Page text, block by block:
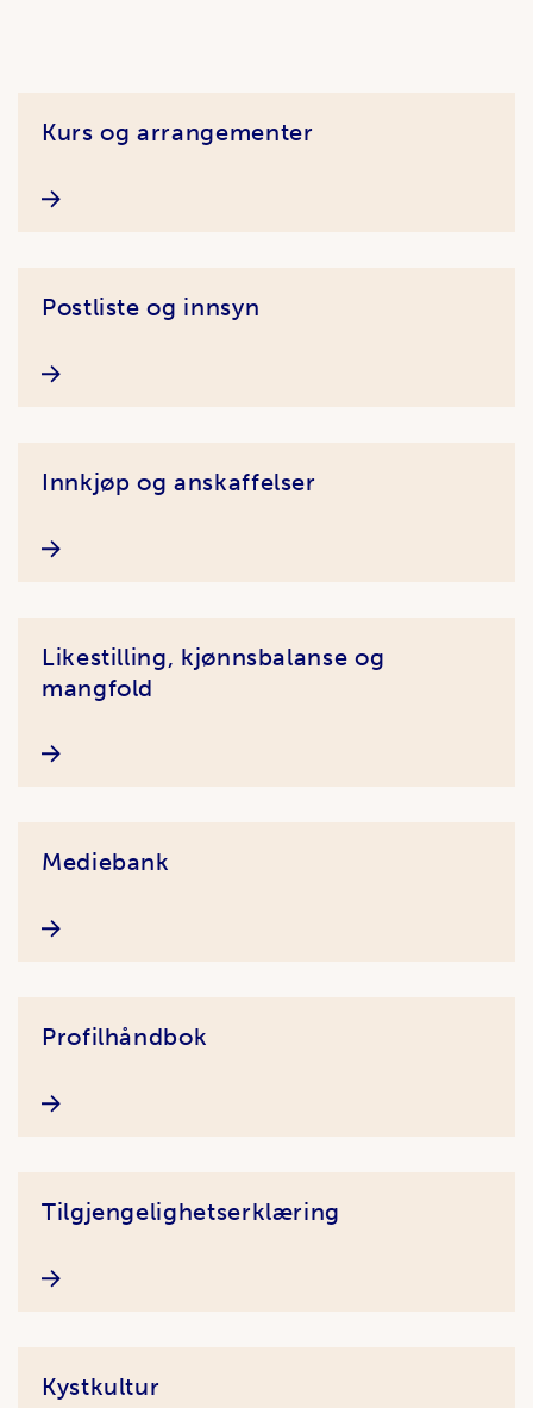
Kurs og arrangementer
Postliste og innsyn
Innkjøp og anskaffelser
Likestilling, kjønnsbalanse og
mangfold
Mediebank
Profilhåndbok
Tilgjengelighetserklæring
Kystkultur